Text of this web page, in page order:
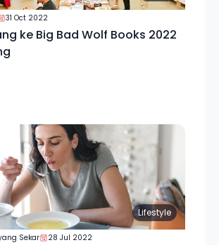
31 Oct 2022
ke Big Bad Wolf Books 2022
Lifestyle
Sekar 28 Jul 2022